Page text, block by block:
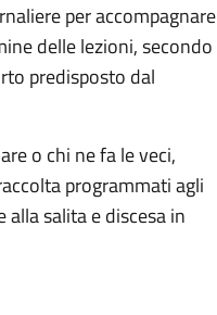
per accompagnare
delle lezioni, secondo
predisposto dal
o chi ne fa le veci,
programmati agli
salita e discesa in